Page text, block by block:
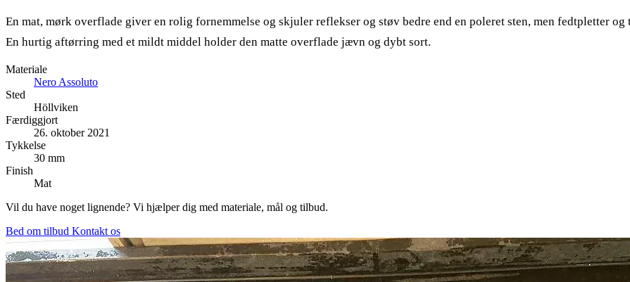
En mat, mørk overflade giver en rolig fornemmelse og skjuler reflekser og støv bedre end en poleret sten, men fedtpletter
En hurtig aftørring med et mildt middel holder den matte overflade jævn og dybt sort.
Materiale
Nero Assoluto
Sted
Höllviken
Færdiggjort
26. oktober 2021
Tykkelse
30 mm
Finish
Mat
Vil du have noget lignende? Vi hjælper dig med materiale, mål og tilbud.
Bed om tilbud Kontakt os